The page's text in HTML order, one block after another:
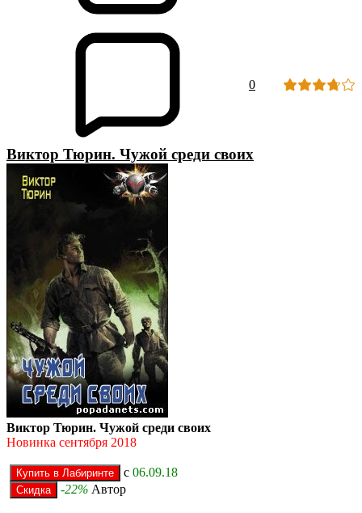
0
Виктор Тюрин. Чужой среди своих
Виктор Тюрин. Чужой среди своих
Новинка сентября 2018
с 06.09.18
-22% Автор